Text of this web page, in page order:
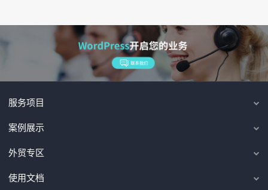
服务项目
案例展示
外贸专区
使用文档